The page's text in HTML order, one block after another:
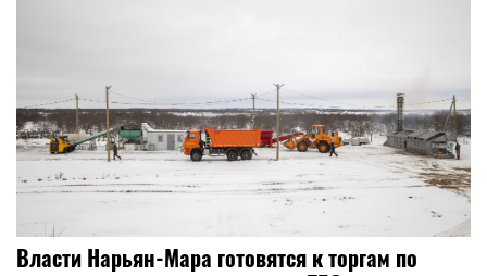
​Власти Нарьян-Мара готовятся к торгам по